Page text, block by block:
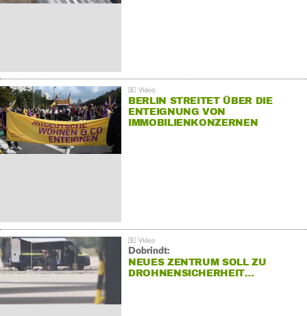
BERLIN STREITET ÜBER DIE
ENTEIGNUNG VON
IMMOBILIENKONZERNEN
Dobrindt:
NEUES ZENTRUM SOLL ZU
DROHNENSICHERHEIT…